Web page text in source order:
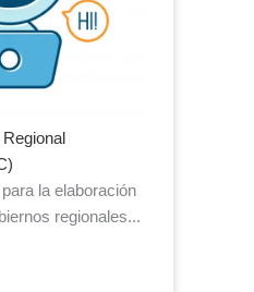
la elaboración
regionales...